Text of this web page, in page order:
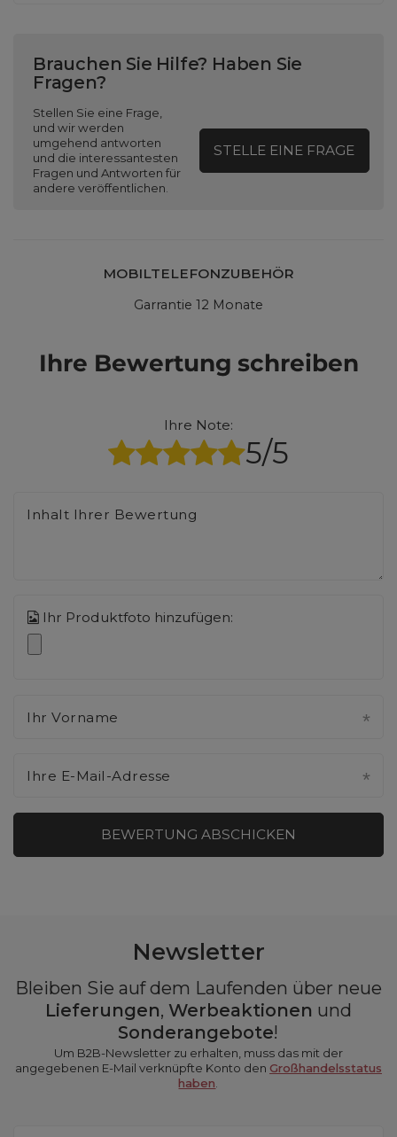
Brauchen Sie Hilfe? Haben Sie
Fragen?
Stellen Sie eine Frage,
und wir werden
umgehend antworten
und die interessantesten
Fragen und Antworten für
andere veröffentlichen.
STELLE EINE FRAGE
MOBILTELEFONZUBEHÖR
Garrantie 12 Monate
Ihre Bewertung schreiben
Ihre Note:
5/5
Inhalt Ihrer Bewertung
Ihr Produktfoto hinzufügen:
Ihr Vorname
Ihre E-Mail-Adresse
BEWERTUNG ABSCHICKEN
Newsletter
Bleiben Sie auf dem Laufenden über neue
Lieferungen, Werbeaktionen und
Sonderangebote!
Um B2B-Newsletter zu erhalten, muss das mit der
angegebenen E-Mail verknüpfte Konto den Großhandelsstatus
haben.